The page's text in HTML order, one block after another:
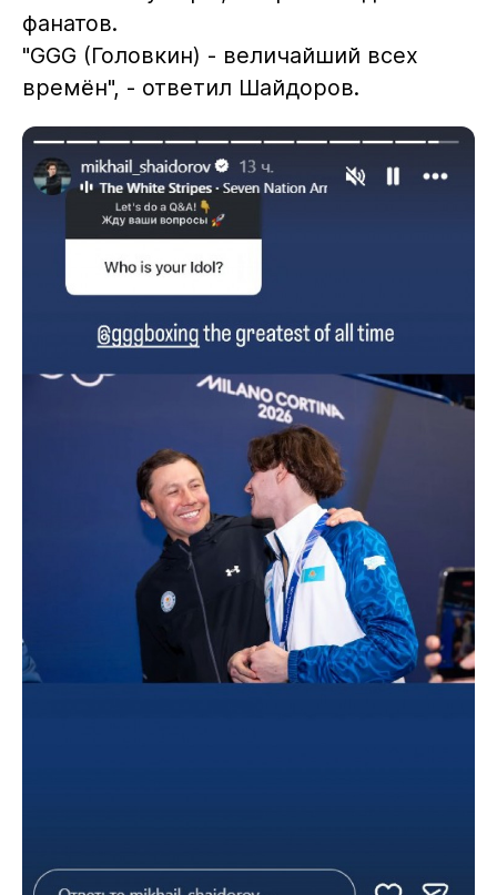
фанатов.
"GGG (Головкин) - величайший всех
времён", - ответил Шайдоров.